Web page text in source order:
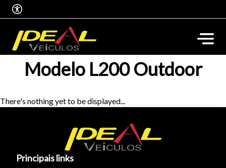
Modelo L200 Outdoor
There's nothing yet to be displayed...
Principais links